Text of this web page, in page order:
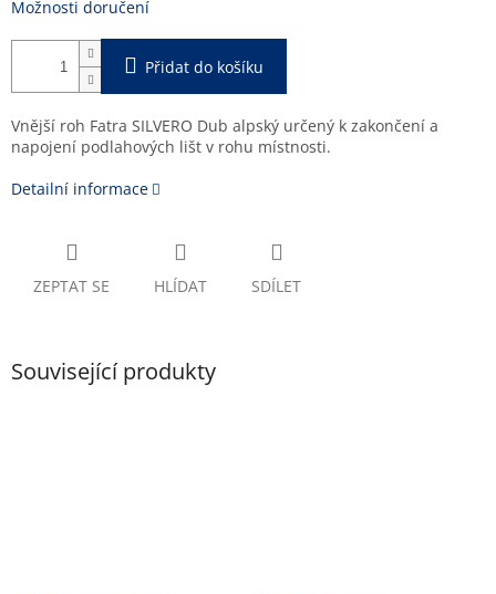
Možnosti doručení
Přidat do košíku
Vnější roh Fatra SILVERO Dub alpský určený k zakončení a
napojení podlahových lišt v rohu místnosti.
Detailní informace
ZEPTAT SE HLÍDAT SDÍLET
Související produkty